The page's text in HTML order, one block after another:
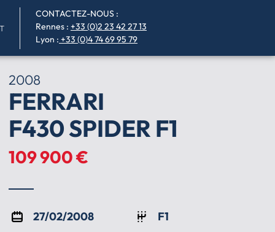
CONTACTEZ-NOUS :
Rennes : +33 (0)2 23 42 27 13
Lyon : +33 (0)4 74 69 95 79
2008
FERRARI
F430 SPIDER F1
109 900 €
27/02/2008
F1